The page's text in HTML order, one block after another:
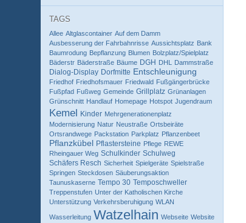
TAGS
Allee Altglascontainer Auf dem Damm
Ausbesserung der Fahrbahnrisse Aussichtsplatz Bank
Baumrodung Bepflanzung Blumen Bolzplatz/Spielplatz
Bäderstr Bäderstraße Bäume DGH DHL Dammstraße
Dialog-Display Dorfmitte Entschleunigung
Friedhof Friedhofsmauer Friedwald Fußgängerbrücke
Fußpfad Fußweg Gemeinde Grillplatz Grünanlagen
Grünschnitt Handlauf Homepage Hotspot Jugendraum
Kemel Kinder Mehrgenerationenplatz
Modernisierung Natur Neustraße Ortsbeiräte
Ortsrandwege Packstation Parkplatz Pflanzenbeet
Pflanzkübel Pflastersteine Pflege REWE
Rheingauer Weg Schulkinder Schulweg
Schäfers Resch Sicherheit Spielgeräte Spielstraße
Springen Steckdosen Säuberungsaktion
Taunuskaserne Tempo 30 Temposchweller
Treppenstufen Unter der Katholischen Kirche
Unterstützung Verkehrsberuhigung WLAN
Wasserleitung Watzelhain Webseite Website